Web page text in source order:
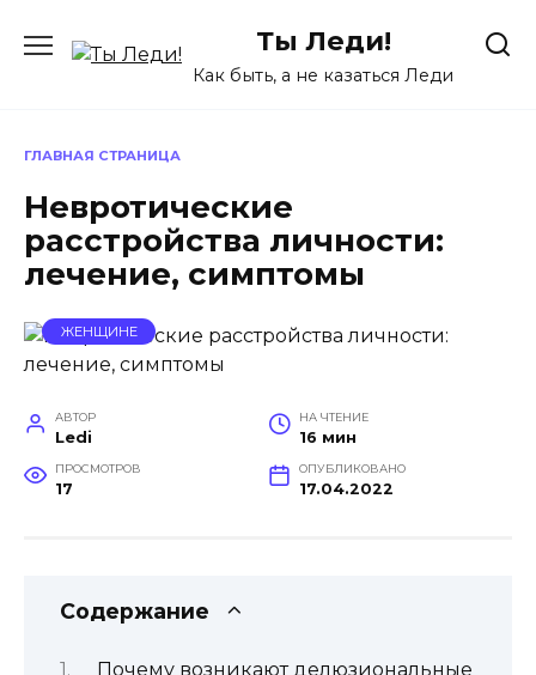
содержанию
Ты Леди!
Как быть, а не казаться Леди
ГЛАВНАЯ СТРАНИЦА
Невротические
расстройства личности:
лечение, симптомы
ЖЕНЩИНЕ
АВТОР
Ledi
НА ЧТЕНИЕ
16 мин
ПРОСМОТРОВ
17
ОПУБЛИКОВАНО
17.04.2022
Содержание
Почему возникают делюзиональные